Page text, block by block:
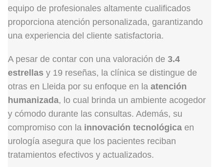
equipo de profesionales altamente cualificados
proporciona atención personalizada, garantizando
una experiencia del cliente satisfactoria.
A pesar de contar con una valoración de 3.4
estrellas y 19 reseñas, la clínica se distingue de
otras en Lleida por su enfoque en la atención
humanizada, lo cual brinda un ambiente acogedor
y cómodo durante las consultas. Además, su
compromiso con la innovación tecnológica en
urología asegura que los pacientes reciban
tratamientos efectivos y actualizados.